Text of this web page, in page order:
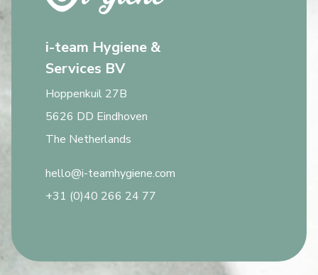
i-team Hygiene &
Services BV
Hoppenkuil 27B
5626 DD Eindhoven
The Netherlands
hello@i-teamhygiene.com
+31 (0)40 266 24 77